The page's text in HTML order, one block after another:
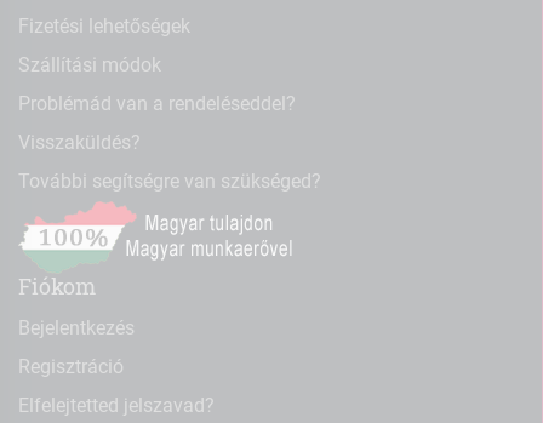
Fizetési lehetőségek
Szállítási módok
Problémád van a rendeléseddel?
Visszaküldés?
További segítségre van szükséged?
Fiókom
Bejelentkezés
Regisztráció
Elfelejtetted jelszavad?